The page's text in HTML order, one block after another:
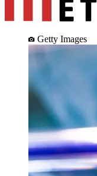
Getty Images